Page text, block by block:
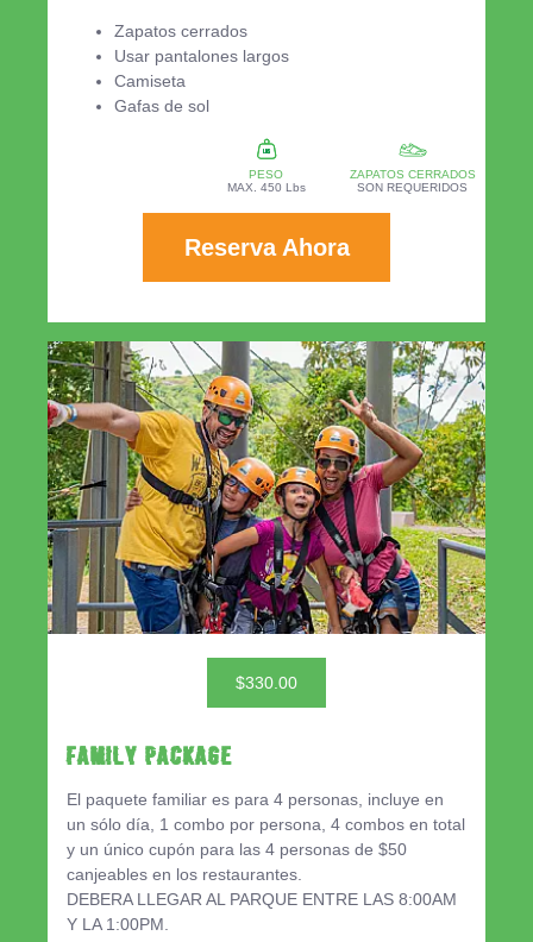
Zapatos cerrados
Usar pantalones largos
Camiseta
Gafas de sol
PESO
MAX. 450 Lbs
ZAPATOS CERRADOS
SON REQUERIDOS
Reserva Ahora
$330.00
Family Package
El paquete familiar es para 4 personas, incluye en
un sólo día, 1 combo por persona, 4 combos en total
y un único cupón para las 4 personas de $50
canjeables en los restaurantes.
DEBERA LLEGAR AL PARQUE ENTRE LAS 8:00AM
Y LA 1:00PM.